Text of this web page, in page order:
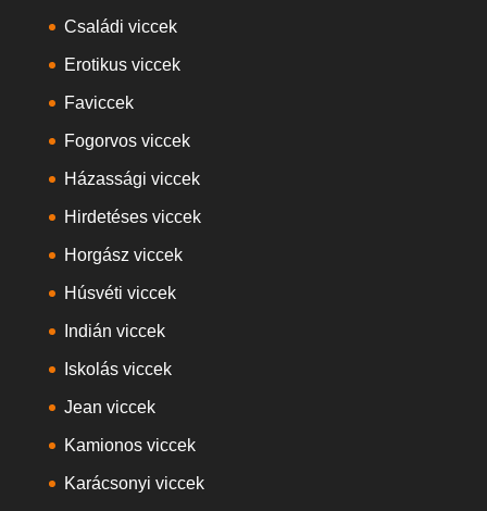
Családi viccek
Erotikus viccek
Faviccek
Fogorvos viccek
Házassági viccek
Hirdetéses viccek
Horgász viccek
Húsvéti viccek
Indián viccek
Iskolás viccek
Jean viccek
Kamionos viccek
Karácsonyi viccek